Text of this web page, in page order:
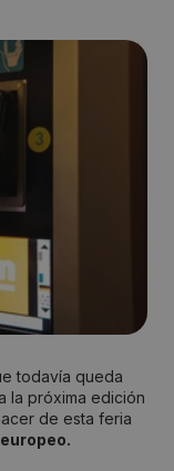
todavía queda
la próxima edición
de esta feria